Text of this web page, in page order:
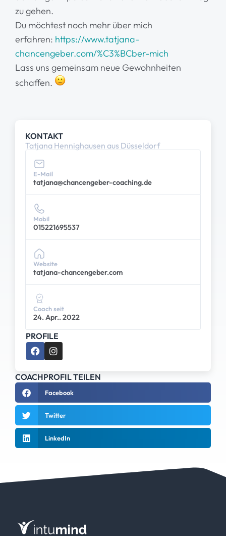
zu gehen.
Du möchtest noch mehr über mich
erfahren: https://www.tatjana-
chancengeber.com/%C3%BCber-mich
Lass uns gemeinsam neue Gewohnheiten
schaffen.
KONTAKT
Tatjana Hennighausen aus Düsseldorf
E-Mail
tatjana@chancengeber-coaching.de
Mobil
015221695537
Website
tatjana-chancengeber.com
Coach seit
24. Apr.. 2022
PROFILE
COACHPROFIL TEILEN
Facebook
Twitter
LinkedIn